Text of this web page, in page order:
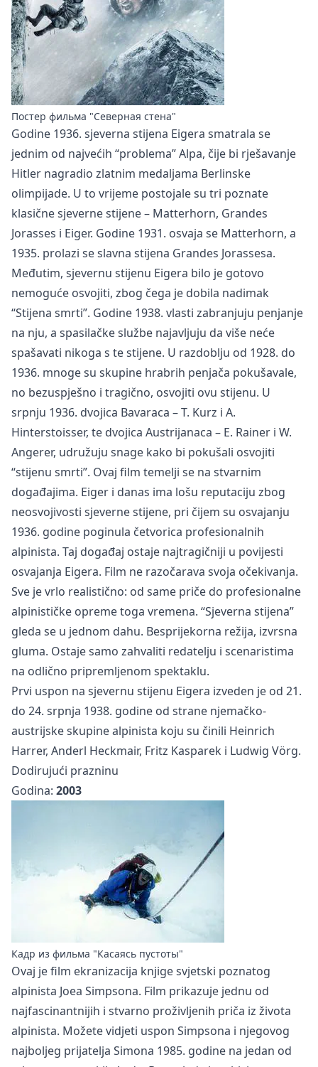
Постер фильма "Северная стена"
Godine 1936. sjeverna stijena Eigera smatrala se
jednim od najvećih “problema” Alpa, čije bi rješavanje
Hitler nagradio zlatnim medaljama Berlinske
olimpijade. U to vrijeme postojale su tri poznate
klasične sjeverne stijene – Matterhorn, Grandes
Jorasses i Eiger. Godine 1931. osvaja se Matterhorn, a
1935. prolazi se slavna stijena Grandes Jorassesa.
Međutim, sjevernu stijenu Eigera bilo je gotovo
nemoguće osvojiti, zbog čega je dobila nadimak
“Stijena smrti”. Godine 1938. vlasti zabranjuju penjanje
na nju, a spasilačke službe najavljuju da više neće
spašavati nikoga s te stijene. U razdoblju od 1928. do
1936. mnoge su skupine hrabrih penjača pokušavale,
no bezuspješno i tragično, osvojiti ovu stijenu. U
srpnju 1936. dvojica Bavaraca – T. Kurz i A.
Hinterstoisser, te dvojica Austrijanaca – E. Rainer i W.
Angerer, udružuju snage kako bi pokušali osvojiti
“stijenu smrti”. Ovaj film temelji se na stvarnim
događajima. Eiger i danas ima lošu reputaciju zbog
neosvojivosti sjeverne stijene, pri čijem su osvajanju
1936. godine poginula četvorica profesionalnih
alpinista. Taj događaj ostaje najtragičniji u povijesti
osvajanja Eigera. Film ne razočarava svoja očekivanja.
Sve je vrlo realistično: od same priče do profesionalne
alpinističke opreme toga vremena. “Sjeverna stijena”
gleda se u jednom dahu. Besprijekorna režija, izvrsna
gluma. Ostaje samo zahvaliti redatelju i scenaristima
na odlično pripremljenom spektaklu.
Prvi uspon na sjevernu stijenu Eigera izveden je od 21.
do 24. srpnja 1938. godine od strane njemačko-
austrijske skupine alpinista koju su činili Heinrich
Harrer, Anderl Heckmair, Fritz Kasparek i Ludwig Vörg.
Dodirujući prazninu
Godina: 2003
Кадр из фильма "Касаясь пустоты"
Ovaj je film ekranizacija knjige svjetski poznatog
alpinista Joea Simpsona. Film prikazuje jednu od
najfascinantnijih i stvarno proživljenih priča iz života
alpinista. Možete vidjeti uspon Simpsona i njegovog
najboljeg prijatelja Simona 1985. godine na jedan od